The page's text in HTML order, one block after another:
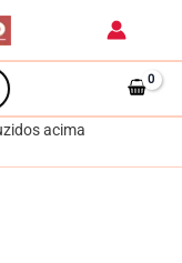
acima